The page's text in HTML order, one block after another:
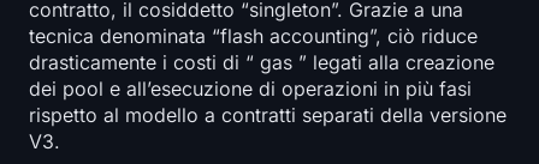
contratto, il cosiddetto “singleton”. Grazie a una
tecnica denominata “flash accounting”, ciò riduce
drasticamente i costi di “ gas ” legati alla creazione
dei pool e all’esecuzione di operazioni in più fasi
rispetto al modello a contratti separati della versione
V3.